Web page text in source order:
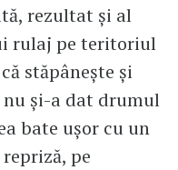
rezultat și al
rulaj pe teritoriul
stăpânește și
și-a dat drumul
bate ușor cu un
pe